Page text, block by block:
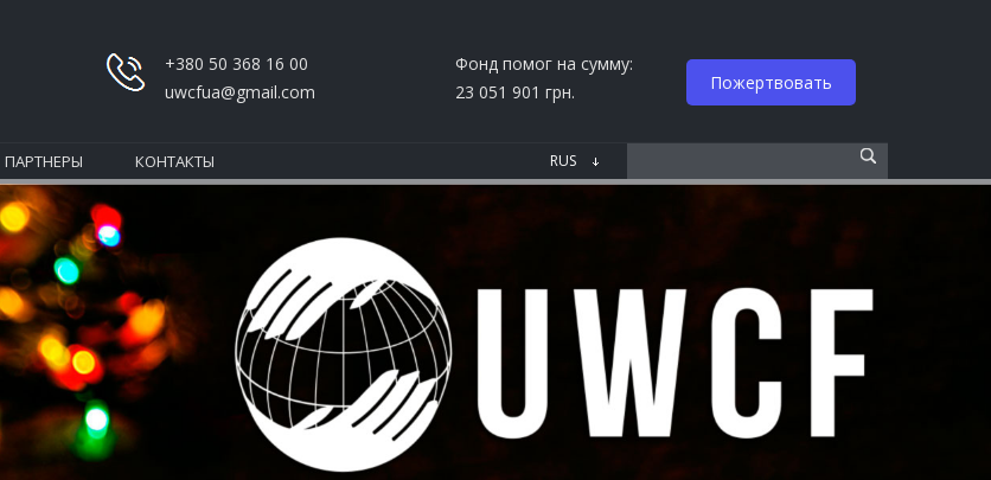
+380 50 368 16 00
uwcfua@gmail.com
Фонд помог на сумму:
23 051 901 грн.
Пожертвовать
ПАРТНЕРЫ КОНТАКТЫ